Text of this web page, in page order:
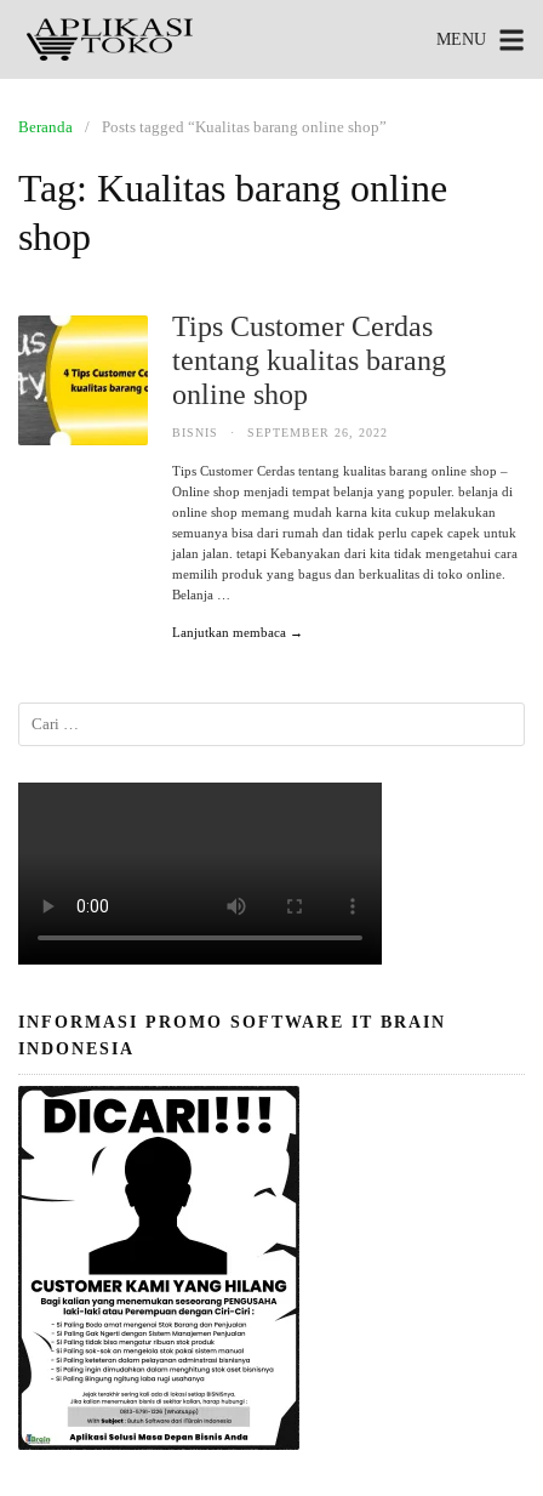
MENU
Beranda Posts tagged “Kualitas barang online shop”
Tag: Kualitas barang online
shop
Tips Customer Cerdas
tentang kualitas barang
online shop
BISNIS · SEPTEMBER 26, 2022
Tips Customer Cerdas tentang kualitas barang online shop –
Online shop menjadi tempat belanja yang populer. belanja di
online shop memang mudah karna kita cukup melakukan
semuanya bisa dari rumah dan tidak perlu capek capek untuk
jalan jalan. tetapi Kebanyakan dari kita tidak mengetahui cara
memilih produk yang bagus dan berkualitas di toko online.
Belanja …
Lanjutkan membaca →
INFORMASI PROMO SOFTWARE IT BRAIN
INDONESIA